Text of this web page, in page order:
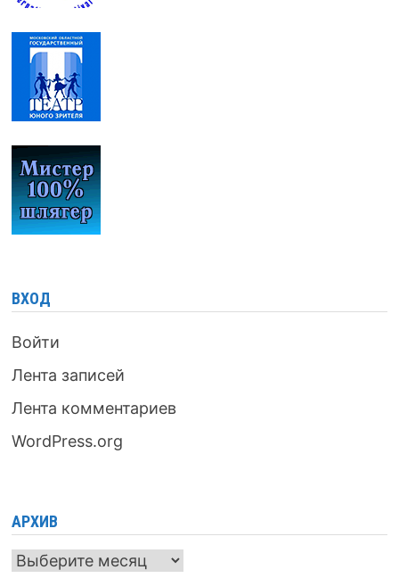
ВХОД
Войти
Лента записей
Лента комментариев
WordPress.org
АРХИВ
Архив